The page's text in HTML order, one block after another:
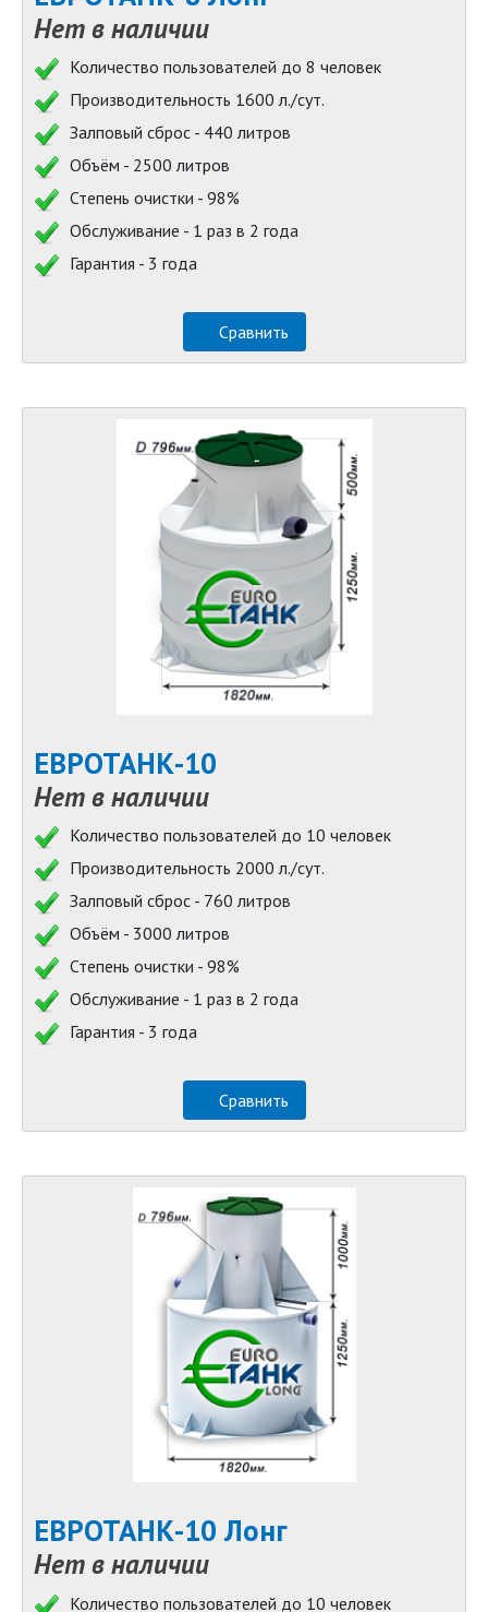
Нет в наличии
Количество пользователей до 8 человек
Производительность 1600 л./сут.
Залповый сброс - 440 литров
Объём - 2500 литров
Степень очистки - 98%
Обслуживание - 1 раз в 2 года
Гарантия - 3 года
Сравнить
ЕВРОТАНК-10
Нет в наличии
Количество пользователей до 10 человек
Производительность 2000 л./сут.
Залповый сброс - 760 литров
Объём - 3000 литров
Степень очистки - 98%
Обслуживание - 1 раз в 2 года
Гарантия - 3 года
Сравнить
ЕВРОТАНК-10 Лонг
Нет в наличии
Количество пользователей до 10 человек